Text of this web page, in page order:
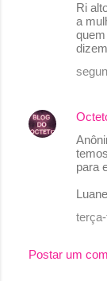
Ri
a
para
Luane
Postar um